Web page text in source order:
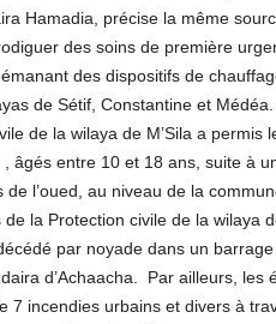
Hamadia, précise la même
des soins de première
des dispositifs de
de Sétif, Constantine et
de la wilaya de M’Sila a permis
âgés entre 10 et 18 ans, suite à
de l’oued, au niveau de la
de la Protection civile de la wilaya
par noyade dans un
d’Achaacha. Par ailleurs,
7 incendies urbains et divers à